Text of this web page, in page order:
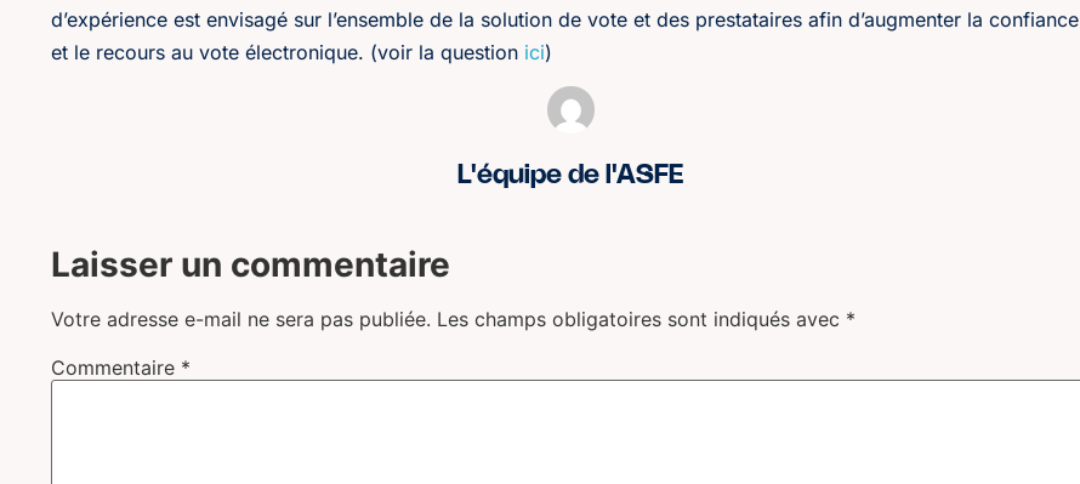
d’expérience est envisagé sur l’ensemble de la solution de vote et des prestataires afin d’augmenter la confiance
et le recours au vote électronique. (voir la question ici)
L'équipe de l'ASFE
Laisser un commentaire
Votre adresse e-mail ne sera pas publiée. Les champs obligatoires sont indiqués avec *
Commentaire *